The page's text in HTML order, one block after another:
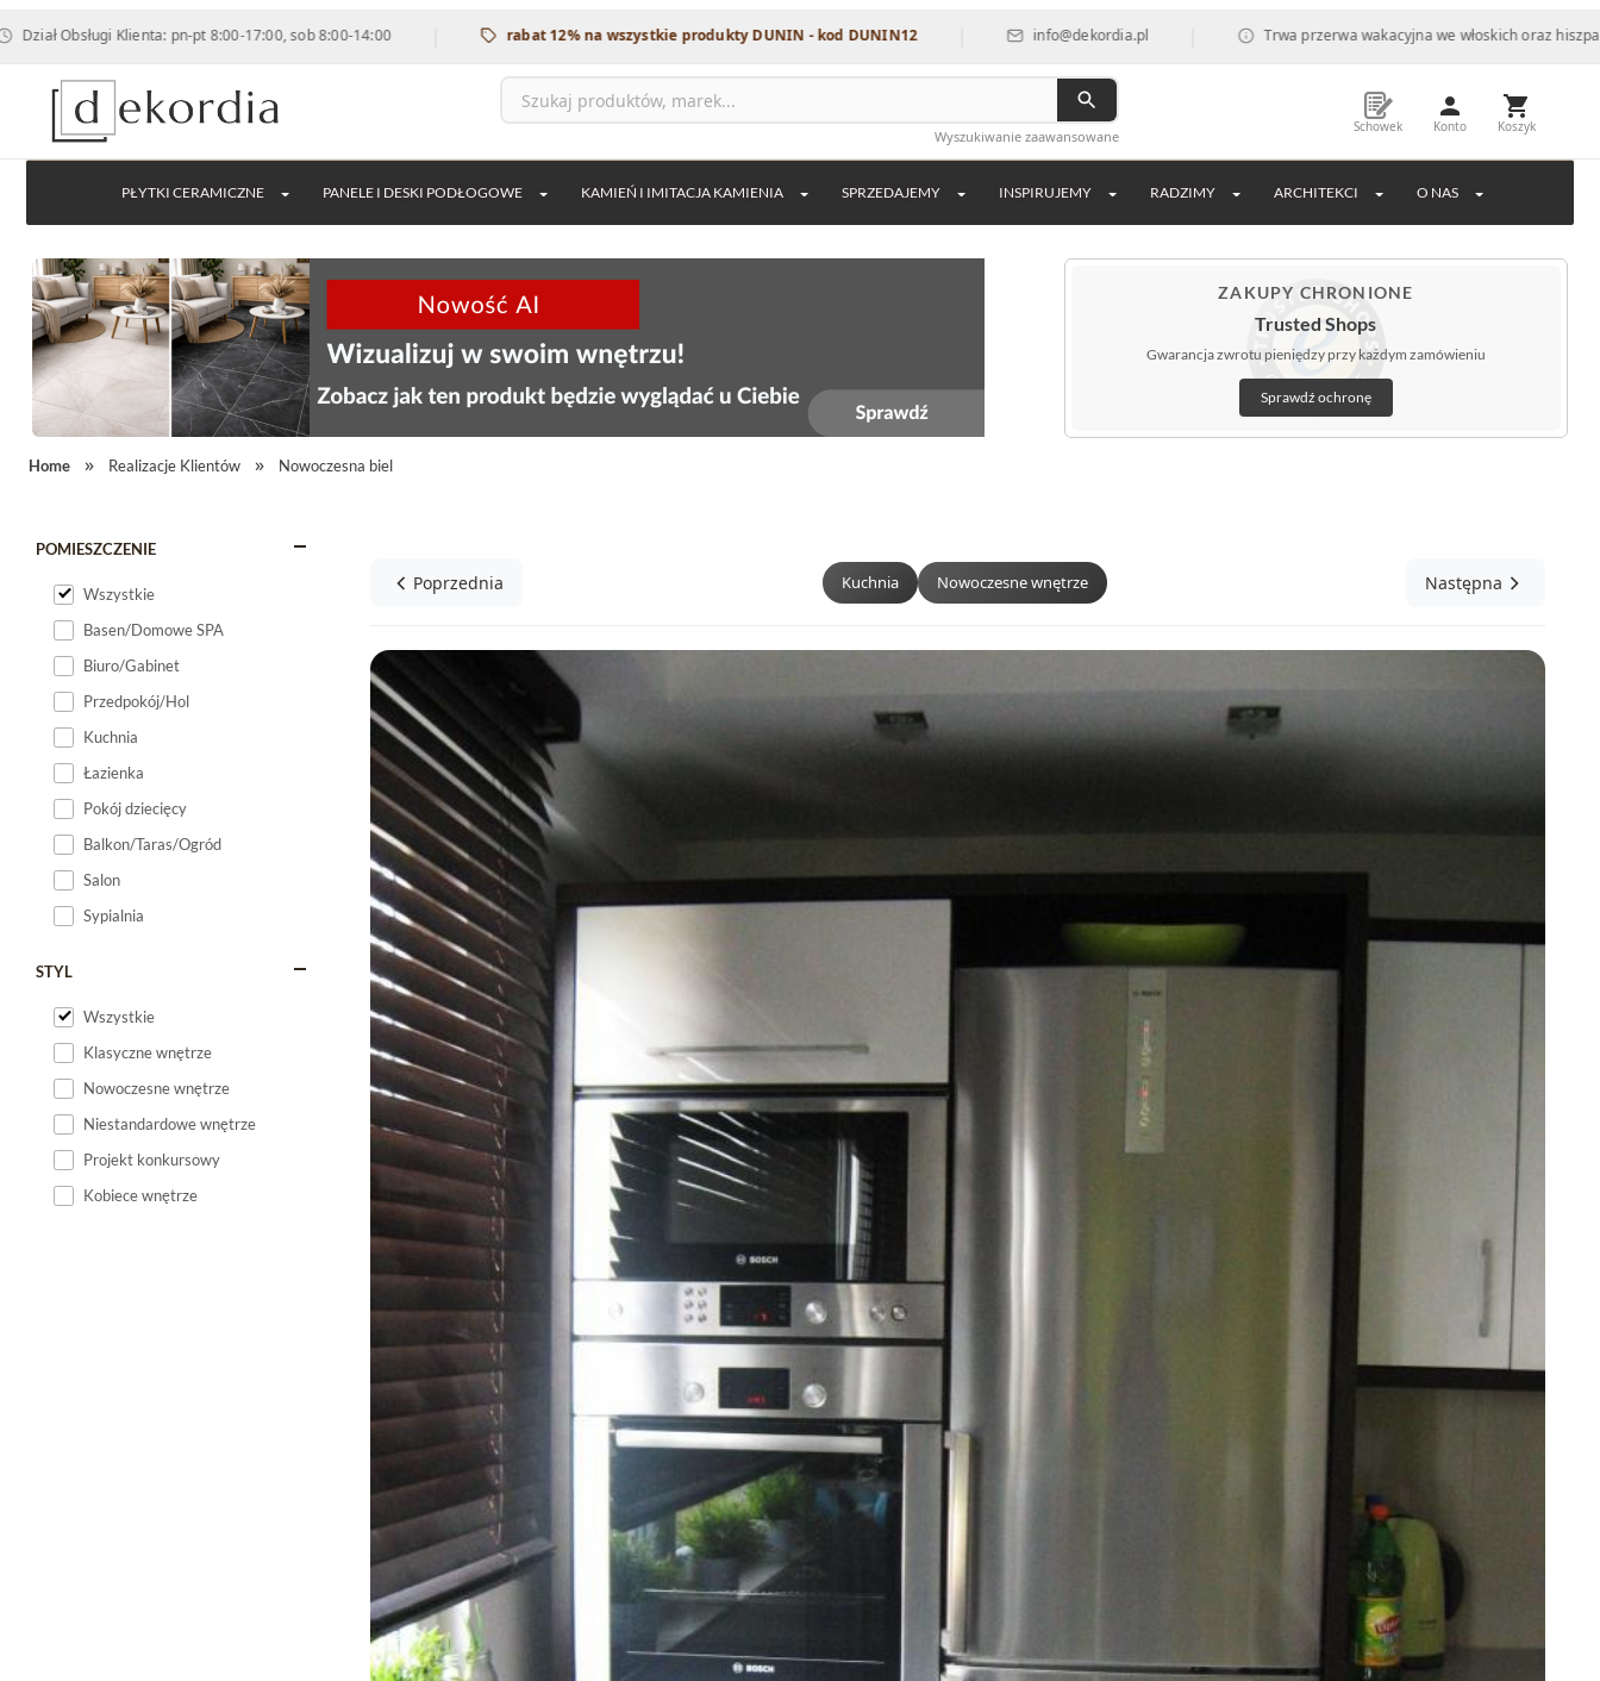
Klienta: pn-pt 8:00-17:00, sob 8:00-14:00 | rabat 12% na wszystkie produkty DUNIN - kod DUNIN12 | info@dekordia.pl | Trwa przerwa wakacyjna we włoskich oraz hiszpańskich
Wyszukiwanie zaawansowane
Schowek Konto Koszyk
PŁYTKI CERAMICZNE PANELE I DESKI PODŁOGOWE KAMIEŃ I IMITACJA KAMIENIA SPRZEDAJEMY INSPIRUJEMY RADZIMY ARCHITEKCI O NAS
ZAKUPY CHRONIONE
Trusted Shops
Gwarancja zwrotu pieniędzy przy każdym zamówieniu
Sprawdź ochronę
Home Realizacje Klientów Nowoczesna biel
POMIESZCZENIE
Wszystkie
Basen/Domowe SPA
Biuro/Gabinet
Przedpokój/Hol
Kuchnia
Łazienka
Pokój dziecięcy
Balkon/Taras/Ogród
Salon
Sypialnia
STYL
Wszystkie
Klasyczne wnętrze
Nowoczesne wnętrze
Niestandardowe wnętrze
Projekt konkursowy
Kobiece wnętrze
Poprzednia Kuchnia Nowoczesne wnętrze Następna